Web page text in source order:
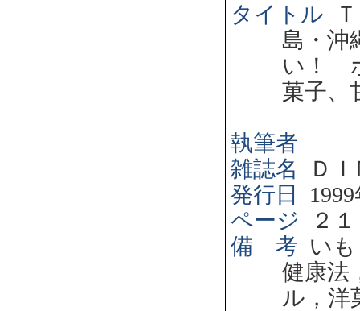
タイトル
島・沖
い！
菓子、
執筆者
雑誌名
Ｄ
発行日
1999
ページ
２１
備 考 い
健康法
ル，洋